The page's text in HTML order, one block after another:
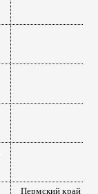
Пермский край